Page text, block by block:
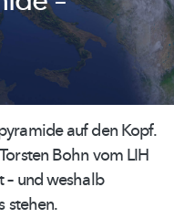
auf den Kopf.
Bohn vom LIH
– und weshalb
stehen.